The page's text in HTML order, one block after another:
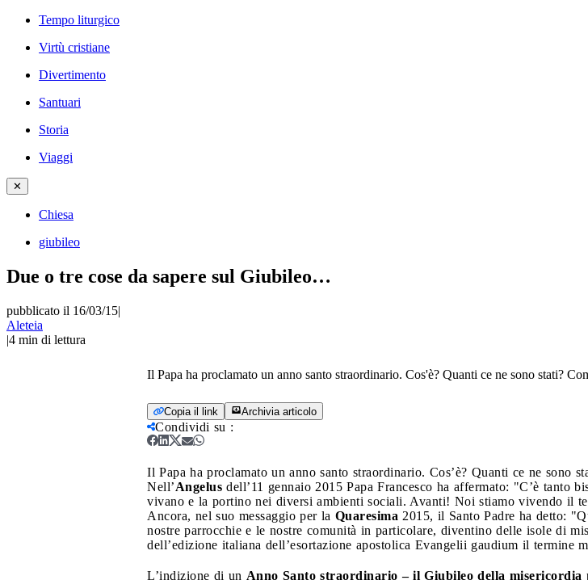
Tempo liturgico
Virtù cristiane
Divertimento
Santuari
Storia
Viaggi
✕
Chiesa
giubileo
Due o tre cose da sapere sul Giubileo…
pubblicato il 16/03/15|
Aleteia
|4 min di lettura
Il Papa ha proclamato un anno santo straordinario. Cos'è? Quanti ce ne sono stati?
Copia il link Archivia articolo
Condividi su :
Il Papa ha proclamato un anno santo straordinario. Cos’è? Quanti ce ne sono
Nell’Angelus dell’11 gennaio 2015 Papa Francesco ha affermato: "C’è
vivano e la portino nei diversi ambienti sociali. Avanti! Noi stiamo vivendo il
Ancora, nel suo messaggio per la Quaresima 2015, il Santo Padre ha detto:
nostre parrocchie e le nostre comunità in particolare, diventino delle isole di
dell’edizione italiana dell’esortazione apostolica Evangelii gaudium il termine
L’indizione di un Anno Santo straordinario – il Giubileo della misericordia